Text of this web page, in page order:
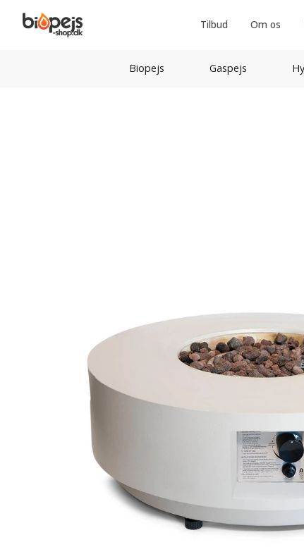
Tilbud Om os
Biopejs Gaspejs